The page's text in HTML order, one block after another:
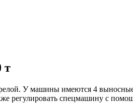
т
У машины имеются 4 выносные
спецмашину с